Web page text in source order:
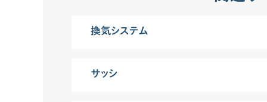
換気システム
サッシ